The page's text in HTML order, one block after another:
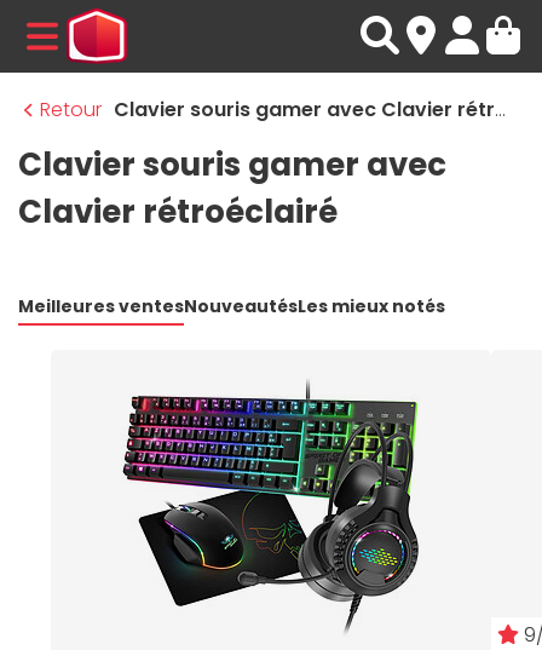
MENU
Retour
Clavier souris gamer avec Clavier rétroéclairé
Clavier souris gamer avec
Clavier rétroéclairé
Meilleures ventesNouveautésLes mieux notés